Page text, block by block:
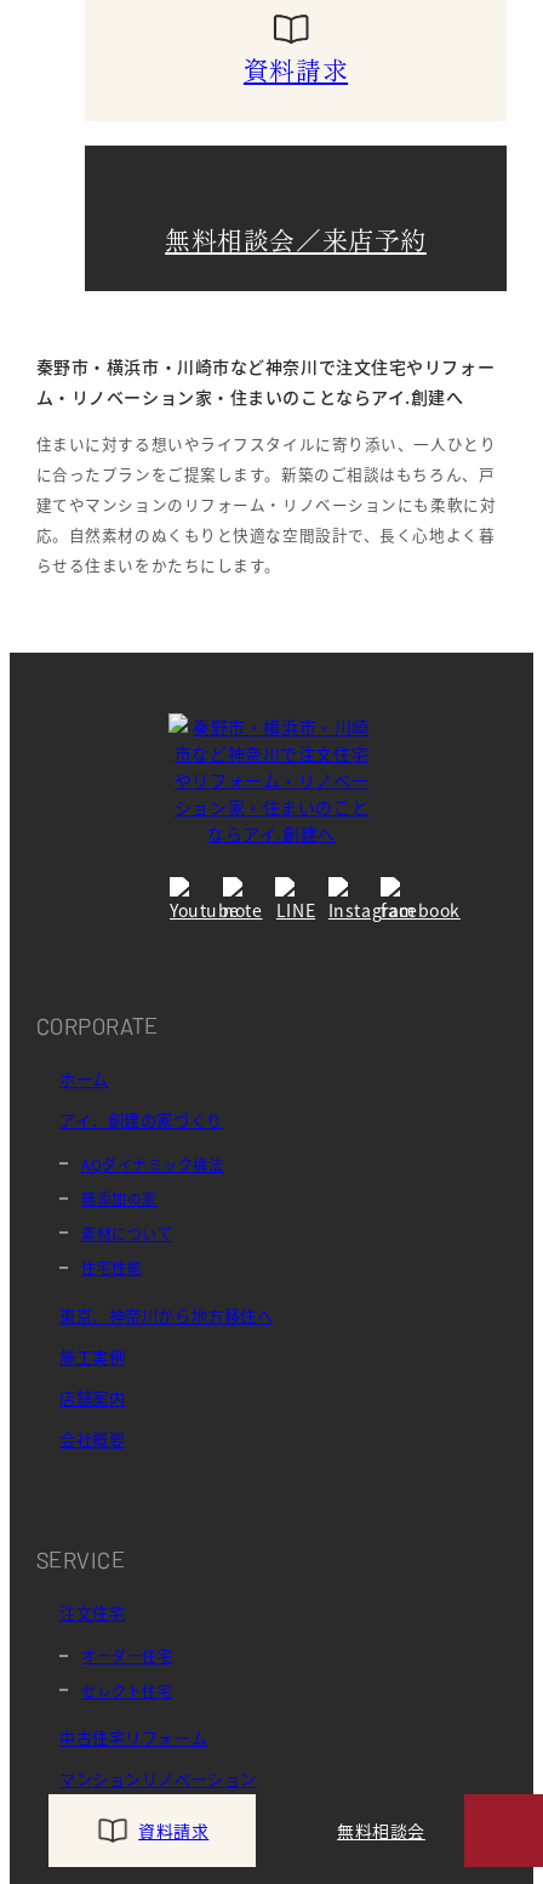
資料請求 無料相談会
資料請求
無料相談会／来店予約
秦野市・横浜市・川崎市など神奈川で注文住宅やリフォー
ム・リノベーション家・住まいのことならアイ.創建へ
住まいに対する想いやライフスタイルに寄り添い、一人ひとり
に合ったプランをご提案します。新築のご相談はもちろん、戸
建てやマンションのリフォーム・リノベーションにも柔軟に対
応。自然素材のぬくもりと快適な空間設計で、長く心地よく暮
らせる住まいをかたちにします。
CORPORATE
ホーム
アイ．創建の家づくり
AQダイナミック構法
無添加の家
素材について
住宅性能
東京、神奈川から地方移住へ
施工実例
店舗案内
会社概要
SERVICE
注文住宅
オーダー住宅
セレクト住宅
中古住宅リフォーム
マンションリノベーション